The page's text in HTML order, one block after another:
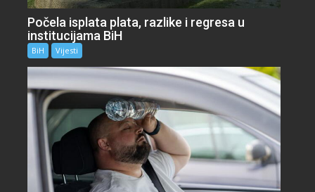
Počela isplata plata, razlike i regresa u
institucijama BiH
BiH Vijesti